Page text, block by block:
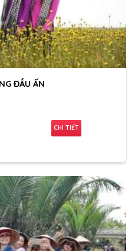
ĐẦU ẤN
CHI TIẾT